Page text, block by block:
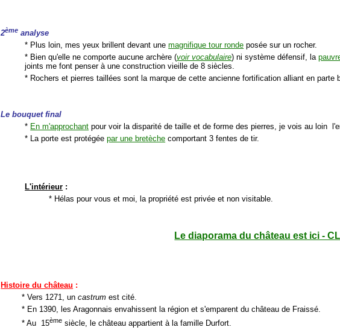
2ème analyse
* Plus loin, mes yeux brillent devant unemagnifique tour ronde posée sur un rocher.
* Bien qu'elle ne comporte aucune archère (voir vocabulaire) ni système défensif, la
joints me font penser à une construction vieille de 8 siècles.
* Rochers et pierres taillées sont la marque de cette ancienne fortification alliant en parte
Le bouquet final
* En m'approchant pour voir la disparité de taille et de forme des pierres, je vois au loin
* La porte est protégéepar une bretèche comportant 3 fentes de tir.
L'intérieur :
* Hélas pour vous et moi, la propriété est privée et non visitable.
Le diaporama du château est ici -
Histoire du château :
* Vers 1271, uncastrum est cité.
* En 1390, les Aragonnais envahissent la région et s'emparent du château de Fraissé.
* Au 15ème siècle, le château appartient à la famille Durfort.